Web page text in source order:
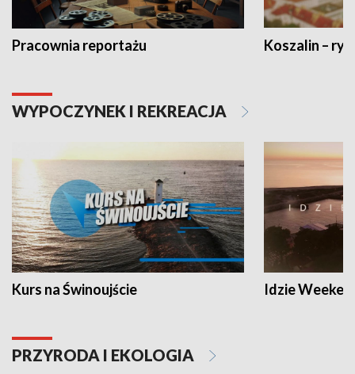
Pracownia reportażu Koszalin –
WYPOCZYNEK I REKREACJA
Kurs na Świnoujście Idzie
PRZYRODA I EKOLOGIA